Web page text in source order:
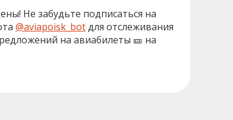
Не забудьте подписаться на
@aviapoisk_botдля отслеживания
на авиабилеты 🎫 на